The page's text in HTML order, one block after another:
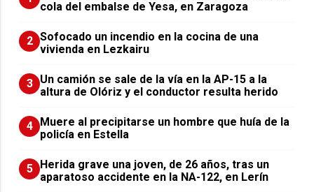
cola del embalse de Yesa, en Zaragoza
2 Sofocado un incendio en la cocina de una
vivienda en Lezkairu
3 Un camión se sale de la vía en la AP-15 a la
altura de Olóriz y el conductor resulta herido
4
Muere al precipitarse un hombre que huía de la
policía en Estella
5
Herida grave una joven, de 26 años, tras un
aparatoso accidente en la NA-122, en Lerín